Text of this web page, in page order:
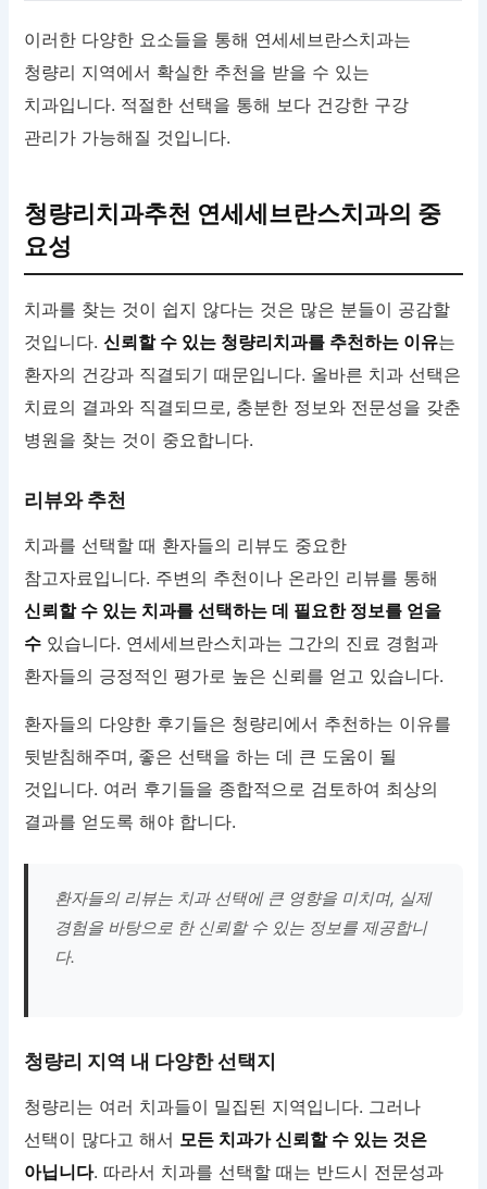
이러한 다양한 요소들을 통해 연세세브란스치과는
청량리 지역에서 확실한 추천을 받을 수 있는
치과입니다. 적절한 선택을 통해 보다 건강한 구강
관리가 가능해질 것입니다.
청량리치과추천 연세세브란스치과의 중
요성
치과를 찾는 것이 쉽지 않다는 것은 많은 분들이 공감할
것입니다.신뢰할 수 있는 청량리치과를 추천하는 이유는
환자의 건강과 직결되기 때문입니다. 올바른 치과 선택은
치료의 결과와 직결되므로, 충분한 정보와 전문성을 갖춘
병원을 찾는 것이 중요합니다.
리뷰와 추천
치과를 선택할 때 환자들의 리뷰도 중요한
참고자료입니다. 주변의 추천이나 온라인 리뷰를 통해
신뢰할 수 있는 치과를 선택하는 데 필요한 정보를 얻을
수 있습니다. 연세세브란스치과는 그간의 진료 경험과
환자들의 긍정적인 평가로 높은 신뢰를 얻고 있습니다.
환자들의 다양한 후기들은 청량리에서 추천하는 이유를
뒷받침해주며, 좋은 선택을 하는 데 큰 도움이 될
것입니다. 여러 후기들을 종합적으로 검토하여 최상의
결과를 얻도록 해야 합니다.
환자들의 리뷰는 치과 선택에 큰 영향을 미치며, 실제
경험을 바탕으로 한 신뢰할 수 있는 정보를 제공합니
다.
청량리 지역 내 다양한 선택지
청량리는 여러 치과들이 밀집된 지역입니다. 그러나
선택이 많다고 해서 모든 치과가 신뢰할 수 있는 것은
아닙니다. 따라서 치과를 선택할 때는 반드시 전문성과